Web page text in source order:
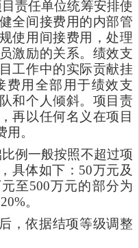
责任单位统筹安排使
全间接费用的内部管
使用间接费用，处理
激励的关系。绩效支
工作中的实际贡献挂
费用全部用于绩效支
和个人倾斜。项目责
再以任何名义在项目
。
例一般按照不超过项
具体如下：50万元及
至500万元的部分为
。
，依据结项等级调整